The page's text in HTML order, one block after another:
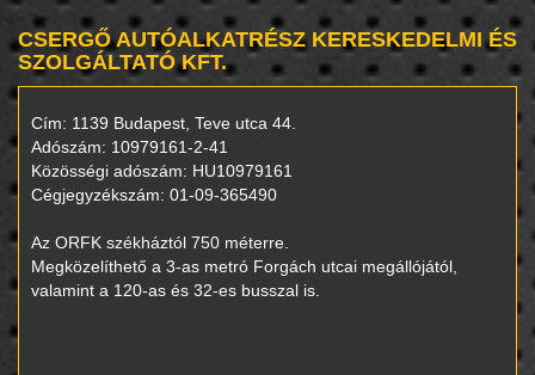
CSERGŐ AUTÓALKATRÉSZ KERESKEDELMI ÉS
SZOLGÁLTATÓ KFT.
Cím: 1139 Budapest, Teve utca 44.
Adószám: 10979161-2-41
Közösségi adószám: HU10979161
Cégjegyzékszám: 01-09-365490
Az ORFK székháztól 750 méterre.
Megközelíthető a 3-as metró Forgách utcai megállójától,
valamint a 120-as és 32-es busszal is.